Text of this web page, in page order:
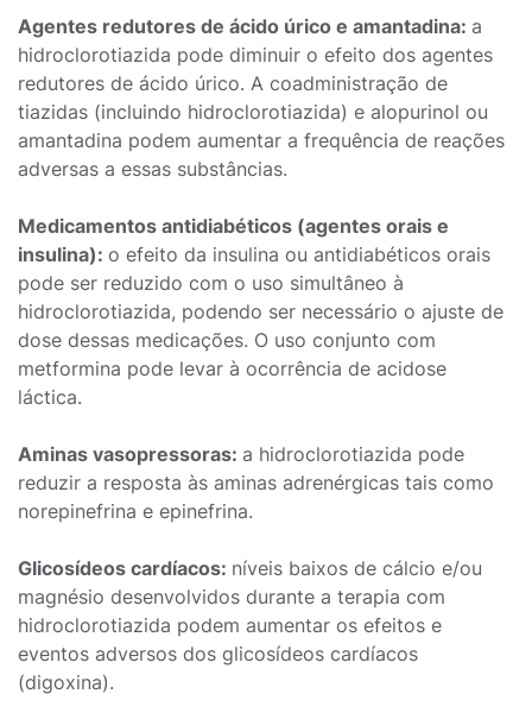
Agentes redutores de ácido úrico e amantadina: a
hidroclorotiazida pode diminuir o efeito dos agentes
redutores de ácido úrico. A coadministração de
tiazidas (incluindo hidroclorotiazida) e alopurinol ou
amantadina podem aumentar a frequência de reações
adversas a essas substâncias.
Medicamentos antidiabéticos (agentes orais e
insulina): o efeito da insulina ou antidiabéticos orais
pode ser reduzido com o uso simultâneo à
hidroclorotiazida, podendo ser necessário o ajuste de
dose dessas medicações. O uso conjunto com
metformina pode levar à ocorrência de acidose
láctica.
Aminas vasopressoras: a hidroclorotiazida pode
reduzir a resposta às aminas adrenérgicas tais como
norepinefrina e epinefrina.
Glicosídeos cardíacos: níveis baixos de cálcio e/ou
magnésio desenvolvidos durante a terapia com
hidroclorotiazida podem aumentar os efeitos e
eventos adversos dos glicosídeos cardíacos
(digoxina).